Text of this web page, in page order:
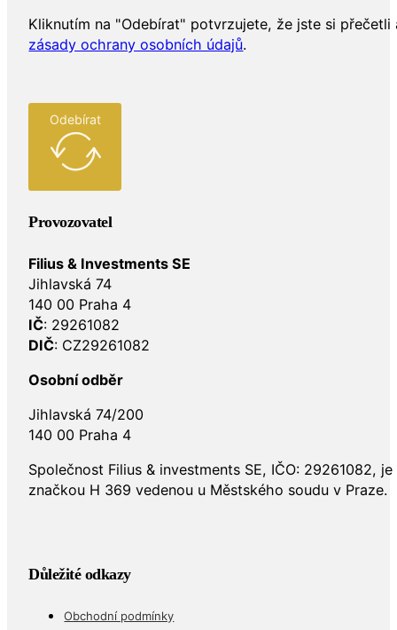
Kliknutím na "Odebírat" potvrzujete, že jste si přečetli
zásady ochrany osobních údajů.
Odebírat
Provozovatel
Filius & Investments SE
Jihlavská 74
140 00 Praha 4
IČ: 29261082
DIČ: CZ29261082
Osobní odběr
Jihlavská 74/200
140 00 Praha 4
Společnost Filius & investments SE, IČO: 29261082,
značkou H 369 vedenou u Městského soudu v Praze.
Důležité odkazy
Obchodní podmínky